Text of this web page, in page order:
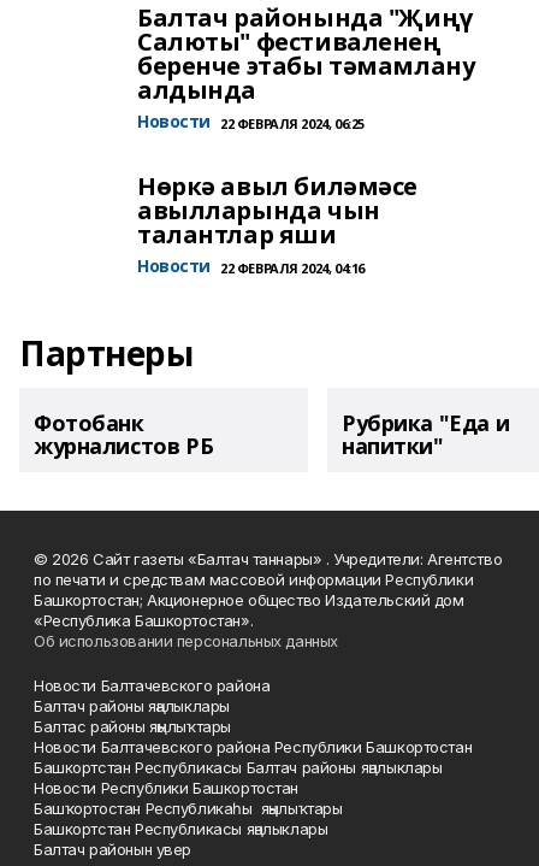
Балтач районында "Җиңү
Салюты" фестиваленең
беренче этабы тәмамлану
алдында
Новости 22 ФЕВРАЛЯ 2024, 06:25
Нөркә авыл биләмәсе
авылларында чын
талантлар яши
Новости 22 ФЕВРАЛЯ 2024, 04:16
Партнеры
Фотобанк
журналистов РБ
Рубрика "Еда и
напитки"
© 2026 Сайт газеты «Балтач таннары» . Учредители: Агентство
по печати и средствам массовой информации Республики
Башкортостан; Акционерное общество Издательский дом
«Республика Башкортостан».
Об использовании персональных данных
Новости Балтачевского района
Балтач районы яңалыклары
Балтас районы яңылыҡтары
Новости Балтачевского района Республики Башкортостан
Башкортстан Республикасы Балтач районы яңалыклары
Новости Республики Башкортостан
Башҡортостан Республикаһы яңылыҡтары
Башкортстан Республикасы яңалыклары
Балтач районын увер